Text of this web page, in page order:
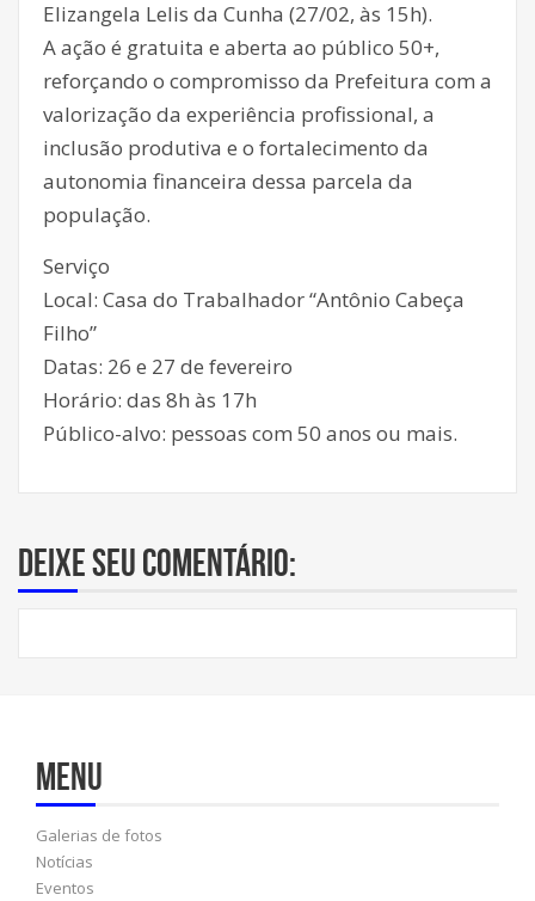
Elizangela Lelis da Cunha (27/02, às 15h).
A ação é gratuita e aberta ao público 50+,
reforçando o compromisso da Prefeitura com a
valorização da experiência profissional, a
inclusão produtiva e o fortalecimento da
autonomia financeira dessa parcela da
população.
Serviço
Local: Casa do Trabalhador “Antônio Cabeça
Filho”
Datas: 26 e 27 de fevereiro
Horário: das 8h às 17h
Público-alvo: pessoas com 50 anos ou mais.
Deixe seu comentário:
Menu
Galerias de fotos
Notícias
Eventos